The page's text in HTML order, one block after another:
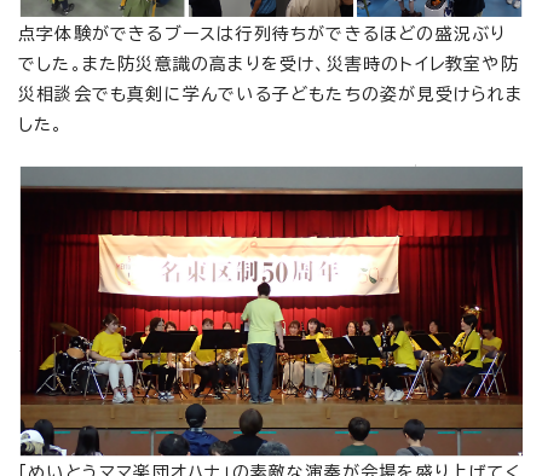
点字体験ができるブースは行列待ちができるほどの盛況ぶり
でした。また防災意識の高まりを受け、災害時のトイレ教室や防
災相談会でも真剣に学んでいる子どもたちの姿が見受けられま
した。
「めいとうママ楽団オハナ」の素敵な演奏が会場を盛り上げてく